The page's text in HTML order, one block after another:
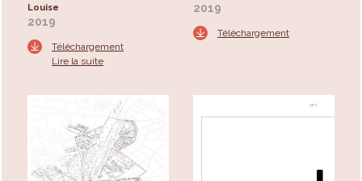
Louise
2019
Téléchargement
Lire la suite
2019
Téléchargement